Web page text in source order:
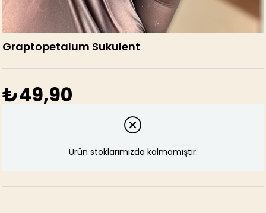
Graptopetalum Sukulent
₺49,90
Ürün stoklarımızda kalmamıştır.